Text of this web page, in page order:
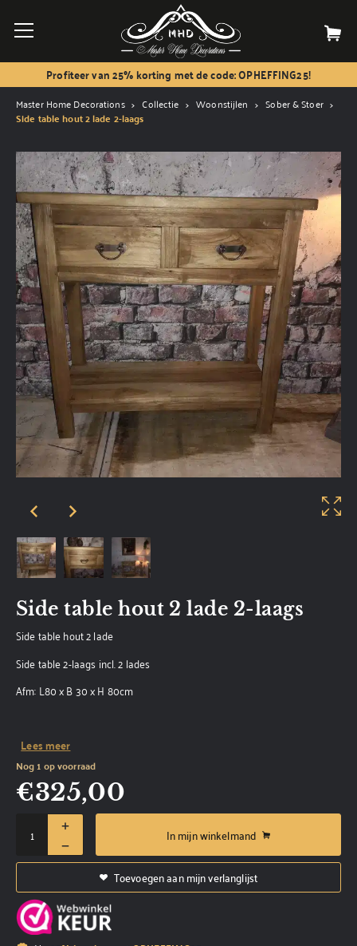
Profiteer van 25% korting met de code: OPHEFFING25!
Master Home Decorations Collectie Woonstijlen Sober & Stoer
Side table hout 2 lade 2-laags
Side table hout 2 lade 2-laags
Side table hout 2 lade
Side table 2-laags incl. 2 lades
Afm: L80 x B 30 x H 80cm
Lees meer
Nog 1 op voorraad
€325,00
In mijn winkelmand
Toevoegen aan mijn verlanglijst